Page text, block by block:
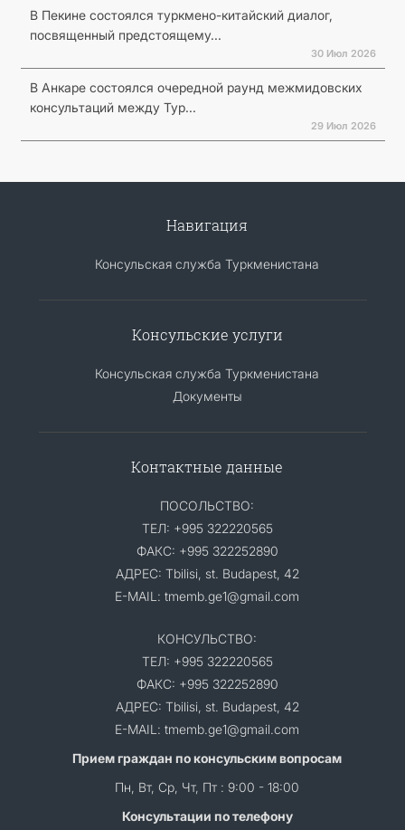
В Пекине состоялся туркмено-китайский диалог,
посвященный предстоящему...
30 Июл 2026
В Анкаре состоялся очередной раунд межмидовских
консультаций между Тур...
29 Июл 2026
Навигация
Консульская служба Туркменистана
Консульские услуги
Консульская служба Туркменистана
Документы
Контактные данные
ПОСОЛЬСТВО:
ТЕЛ: +995 322220565
ФАКС: +995 322252890
АДРЕС: Tbilisi, st. Budapest, 42
E-MAIL: tmemb.ge1@gmail.com
КОНСУЛЬСТВО:
ТЕЛ: +995 322220565
ФАКС: +995 322252890
АДРЕС: Tbilisi, st. Budapest, 42
E-MAIL: tmemb.ge1@gmail.com
Прием граждан по консульским вопросам
Пн, Вт, Ср, Чт, Пт : 9:00 - 18:00
Консультации по телефону